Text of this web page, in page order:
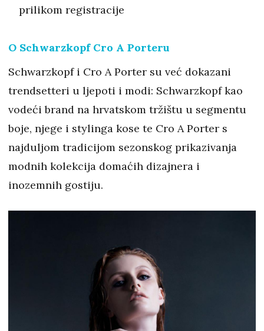
prilikom registracije
O Schwarzkopf Cro A Porteru
Schwarzkopf i Cro A Porter su već dokazani
trendsetteri u ljepoti i modi: Schwarzkopf kao
vodeći brand na hrvatskom tržištu u segmentu
boje, njege i stylinga kose te Cro A Porter s
najduljom tradicijom sezonskog prikazivanja
modnih kolekcija domaćih dizajnera i
inozemnih gostiju.